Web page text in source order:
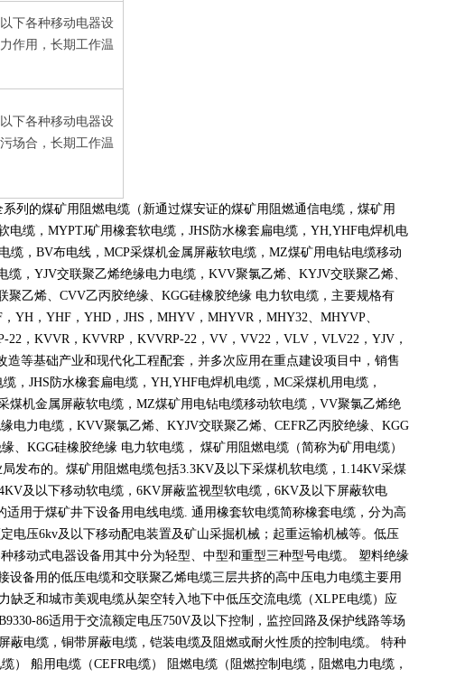
下各种移动电器设
作用，长期工作温
下各种移动电器设
场合，长期工作温
列的煤矿用阻燃电缆（新通过煤安证的煤矿用阻燃通信电缆，煤矿用
电缆， MYPTJ矿用橡套软电缆， JHS 防水橡套扁电缆， YH,YHF电焊机电
缆， BV布电线， MCP采煤机金属屏蔽软电缆， MZ煤矿用电钻电缆移动
缆， YJV交联聚乙烯绝缘电力电缆， KVV聚氯乙烯、 KYJV交联聚乙烯、
聚乙烯、 CVV乙丙胶绝缘、 KGG硅橡胶绝缘 电力软电缆，主要规格有
， YH ， YHF ， YHD ， JHS ， MHYV ， MHYVR， MHY32、 MHYVP、
22 ， KVVR， KVVRP ， KVVRP-22 ， VV ， VV22 ， VLV ， VLV22 ， YJV ，
等基础产业和现代化工程配套，并多次应用在重点建设项目中，销售
， JHS 防水橡套扁电缆， YH,YHF电焊机电缆， MC采煤机用电缆，
煤机金属屏蔽软电缆， MZ煤矿用电钻电缆移动软电缆， VV聚氯乙烯绝
电力电缆， KVV聚氯乙烯、 KYJV交联聚乙烯、 CEFR乙丙胶绝缘、 KGG
、 KGG硅橡胶绝缘 电力软电缆， 煤矿用阻燃电缆（简称为矿用电缆）
发布的。煤矿用阻燃电缆包括3.3KV及以下采煤机软电缆， 1.14KV采煤
及以下移动软电缆， 6KV屏蔽监视型软电缆， 6KV及以下屏蔽软电
适用于煤矿井下设备用电线电缆. 通用橡套软电缆简称橡套电缆，分为高
电压6kv及以下移动配电装置及矿山采掘机械；起重运输机械等。低压
移动式电器设备用其中分为轻型、中型和重型三种型号电缆。 塑料绝缘
设备用的低压电缆和交联聚乙烯电缆三层共挤的高中压电力电缆主要用
缺乏和城市美观电缆从架空转入地下中低压交流电缆（XLPE电缆）应
86适用于交流额定电压750V及以下控制，监控回路及保护线路等场
蔽电缆，铜带屏蔽电缆，铠装电缆及阻燃或耐火性质的控制电缆。 特种
） 船用电缆（CEFR电缆） 阻燃电缆（阻燃控制电缆，阻燃电力电缆，